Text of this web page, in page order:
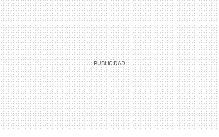
MAIL